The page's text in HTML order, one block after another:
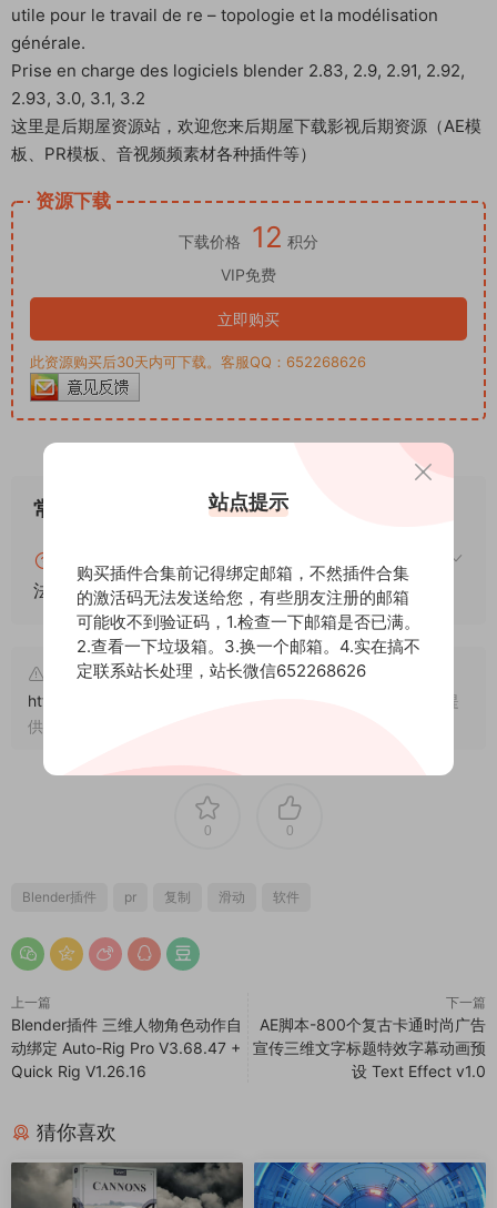
utile pour le travail de re – topologie et la modélisation
générale.
Prise en charge des logiciels blender 2.83, 2.9, 2.91, 2.92,
2.93, 3.0, 3.1, 3.2
这里是后期屋资源站，欢迎您来后期屋下载影视后期资源（AE模
板、PR模板、音视频频素材各种插件等）
资源下载
下载价格 12 积分
VIP免费
立即购买
此资源购买后30天内可下载。客服QQ：652268626
常见问题
blender怎么安装插件？blender插件安装通用方
法！
文章来自后期屋，原文链接：
https://lanfucai.com/blcj/25206
，转载请注明出处。后期屋提
供AE模板代改服务
0 0
Blender插件 pr 复制 滑动 软件
上一篇
Blender插件 三维人物角色动作自
动绑定 Auto-Rig Pro V3.68.47 +
Quick Rig V1.26.16
下一篇
AE脚本-800个复古卡通时尚广告
宣传三维文字标题特效字幕动画预
设 Text Effect v1.0
猜你喜欢
站点提示
购买插件合集前记得绑定邮箱，不然插件合集
的激活码无法发送给您，有些朋友注册的邮箱
可能收不到验证码，1.检查一下邮箱是否已满。
2.查看一下垃圾箱。3.换一个邮箱。4.实在搞不
定联系站长处理，站长微信652268626